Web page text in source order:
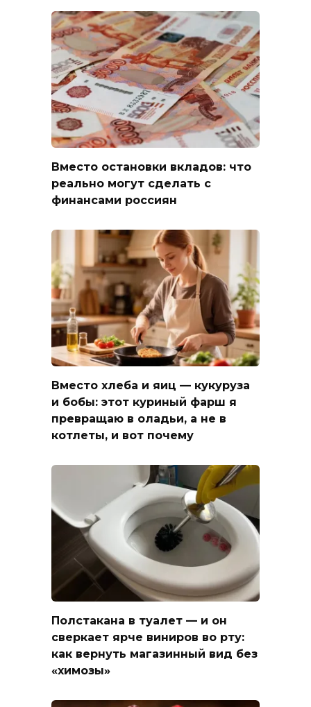
Вместо остановки вкладов: что
реально могут сделать с
финансами россиян
Вместо хлеба и яиц — кукуруза
и бобы: этот куриный фарш я
превращаю в оладьи, а не в
котлеты, и вот почему
Полстакана в туалет — и он
сверкает ярче виниров во рту:
как вернуть магазинный вид без
«химозы»